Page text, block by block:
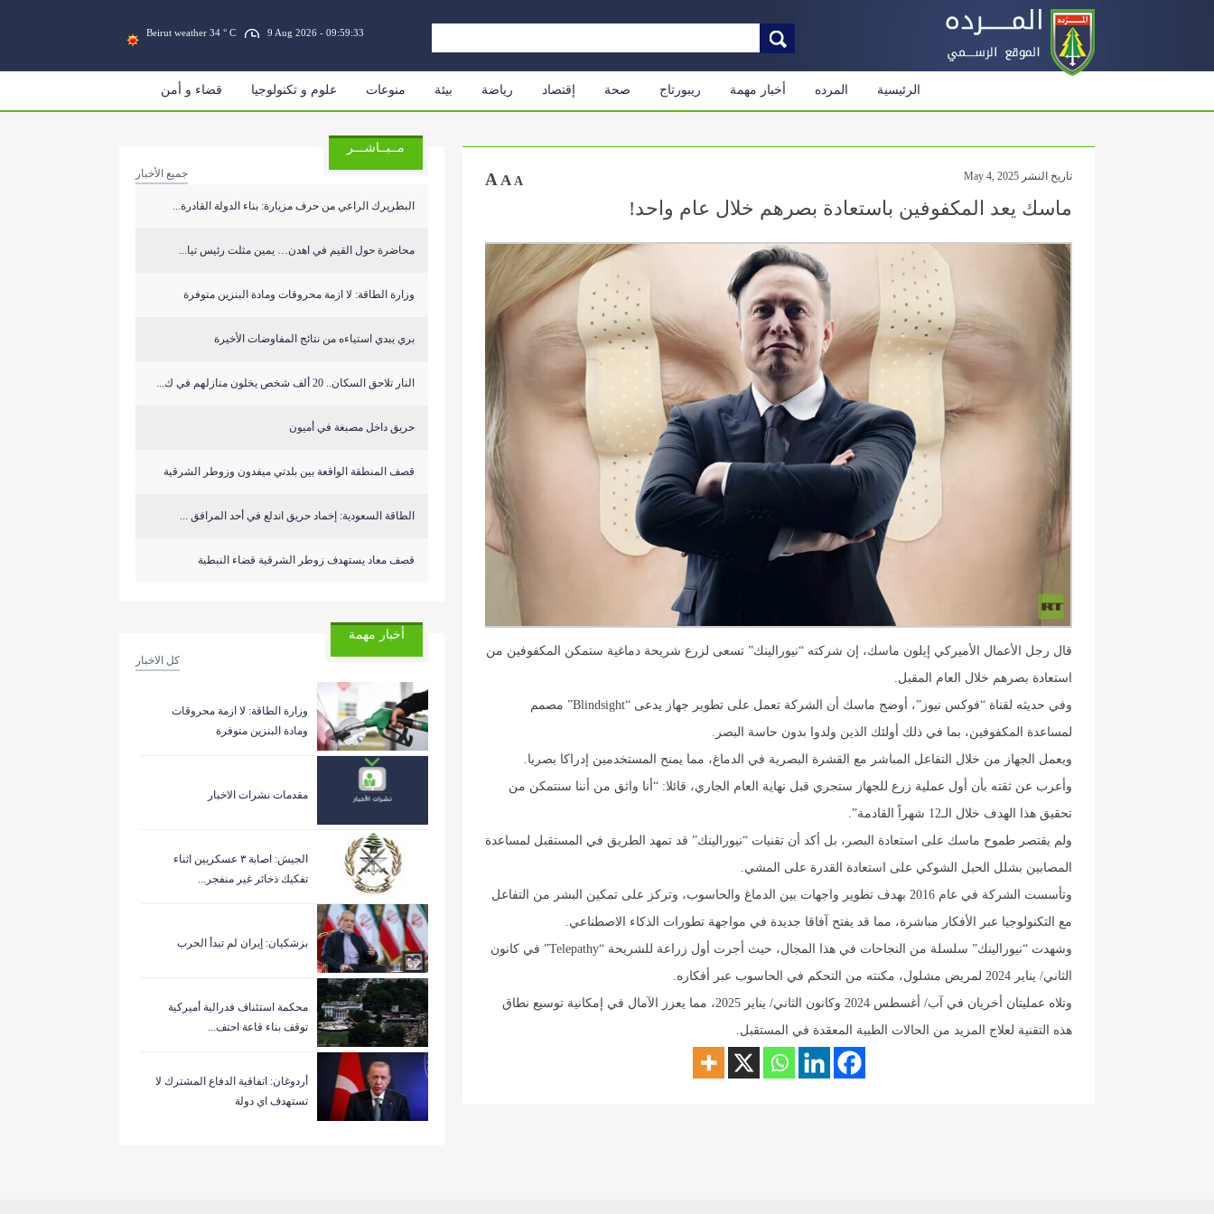
Beirut weather 34 ° C 9 Aug 2026 - 09:59:33
الرئيسية المرده أخبار مهمة ريبورتاج صحة إقتصاد رياضة بيئة منوعات علوم و تكنولوجيا قضاء و أمن
تاريخ النشر May 4, 2025 A A A
ماسك يعد المكفوفين باستعادة بصرهم خلال عام واحد!
قال رجل الأعمال الأميركي إيلون ماسك، إن شركته “نيورالينك” تسعى لزرع شريحة دماغية ستمكن المكفوفين من
استعادة بصرهم خلال العام المقبل.
وفي حديثه لقناة “فوكس نيوز”، أوضح ماسك أن الشركة تعمل على تطوير جهاز يدعى “Blindsight” مصمم
لمساعدة المكفوفين، بما في ذلك أولئك الذين ولدوا بدون حاسة البصر.
ويعمل الجهاز من خلال التفاعل المباشر مع القشرة البصرية في الدماغ، مما يمنح المستخدمين إدراكا بصريا.
وأعرب عن ثقته بأن أول عملية زرع للجهاز ستجري قبل نهاية العام الجاري، قائلا: “أنا واثق من أننا سنتمكن من
تحقيق هذا الهدف خلال الـ12 شهراً القادمة”.
ولم يقتصر طموح ماسك على استعادة البصر، بل أكد أن تقنيات “نيورالينك” قد تمهد الطريق في المستقبل لمساعدة
المصابين بشلل الحبل الشوكي على استعادة القدرة على المشي.
وتأسست الشركة في عام 2016 بهدف تطوير واجهات بين الدماغ والحاسوب، وتركز على تمكين البشر من التفاعل
مع التكنولوجيا عبر الأفكار مباشرة، مما قد يفتح آفاقا جديدة في مواجهة تطورات الذكاء الاصطناعي.
وشهدت “نيورالينك” سلسلة من النجاحات في هذا المجال، حيث أجرت أول زراعة للشريحة “Telepathy” في كانون
الثاني/ يناير 2024 لمريض مشلول، مكنته من التحكم في الحاسوب عبر أفكاره.
وتلاه عمليتان أخريان في آب/ أغسطس 2024 وكانون الثاني/ يناير 2025، مما يعزز الآمال في إمكانية توسيع نطاق
هذه التقنية لعلاج المزيد من الحالات الطبية المعقدة في المستقبل.
مــبــاشـــر
جميع الأخبار
البطريرك الراعي من حرف مزيارة: بناء الدولة القادرة...
محاضرة حول القيم في اهدن… يمين مثلت رئيس تيا...
وزارة الطاقة: لا ازمة محروقات ومادة البنزين متوفرة
بري يبدي استياءه من نتائج المفاوضات الأخيرة
النار تلاحق السكان.. 20 ألف شخص يخلون منازلهم في ك...
حريق داخل مصبغة في أميون
قصف المنطقة الواقعة بين بلدتي ميفدون وزوطر الشرقية
‏الطاقة السعودية: إخماد حريق اندلع في أحد المرافق ...
قصف معاد يستهدف زوطر الشرقية قضاء النبطية
أخبار مهمة
كل الاخبار
وزارة الطاقة: لا ازمة محروقات
ومادة البنزين متوفرة
مقدمات نشرات الاخبار
الجيش: اصابة ٣ عسكريين اثناء
تفكيك ذخائر غير منفجر...
بزشكيان: إيران لم تبدأ الحرب
‏محكمة استئناف فدرالية أميركية
توقف بناء قاعة احتف...
أردوغان: اتفاقية الدفاع المشترك لا
تستهدف اي دولة